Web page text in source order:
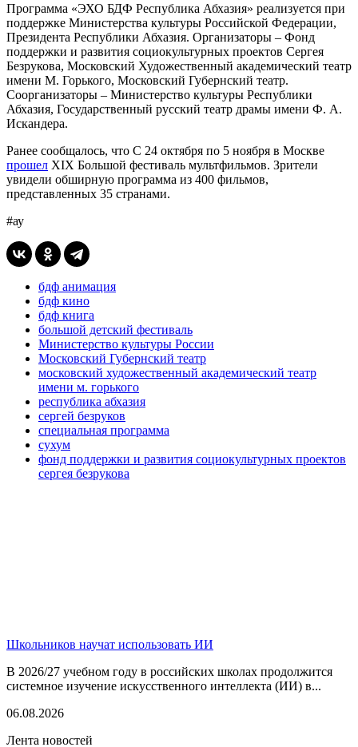
Программа «ЭХО БДФ Республика Абхазия» реализуется при
поддержке Министерства культуры Российской Федерации,
Президента Республики Абхазия. Организаторы – Фонд
поддержки и развития социокультурных проектов Сергея
Безрукова, Московский Художественный академический театр
имени М. Горького, Московский Губернский театр.
Соорганизаторы – Министерство культуры Республики
Абхазия, Государственный русский театр драмы имени Ф. А.
Искандера.
Ранее сообщалось, что С 24 октября по 5 ноября в Москве
прошел XIX Большой фестиваль мультфильмов. Зрители
увидели обширную программа из 400 фильмов,
представленных 35 странами.
#ау
бдф анимация
бдф кино
бдф книга
большой детский фестиваль
Министерство культуры России
Московский Губернский театр
московский художественный академический театр
имени м. горького
республика абхазия
сергей безруков
специальная программа
сухум
фонд поддержки и развития социокультурных проектов
сергея безрукова
Школьников научат использовать ИИ
В 2026/27 учебном году в российских школах продолжится
системное изучение искусственного интеллекта (ИИ) в...
06.08.2026
Лента новостей